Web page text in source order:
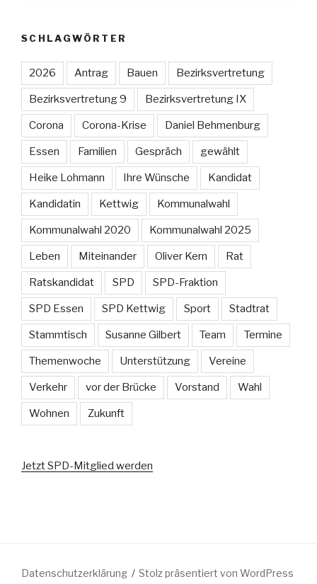
SCHLAGWÖRTER
2026 Antrag Bauen Bezirksvertretung
Bezirksvertretung 9 Bezirksvertretung IX
Corona Corona-Krise Daniel Behmenburg
Essen Familien Gespräch gewählt
Heike Lohmann Ihre Wünsche Kandidat
Kandidatin Kettwig Kommunalwahl
Kommunalwahl 2020 Kommunalwahl 2025
Leben Miteinander Oliver Kern Rat
Ratskandidat SPD SPD-Fraktion
SPD Essen SPD Kettwig Sport Stadtrat
Stammtisch Susanne Gilbert Team Termine
Themenwoche Unterstützung Vereine
Verkehr vor der Brücke Vorstand Wahl
Wohnen Zukunft
Jetzt SPD-Mitglied werden
Datenschutzerklärung Stolz präsentiert von WordPress